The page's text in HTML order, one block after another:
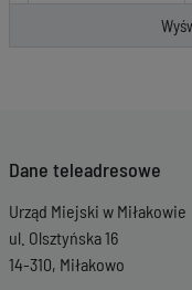
Dane teleadresowe
Urząd Miejski w Miłakowie
ul. Olsztyńska 16
14-310, Miłakowo